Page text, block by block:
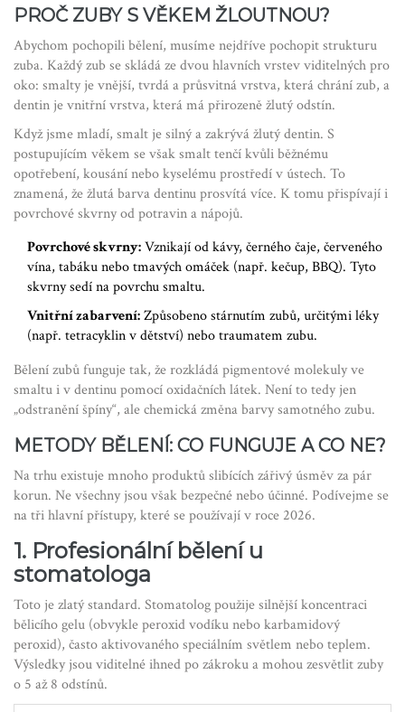
PROČ ZUBY S VĚKEM ŽLOUTNOU?
Abychom pochopili bělení, musíme nejdříve pochopit strukturu
zuba. Každý zub se skládá ze dvou hlavních vrstev viditelných pro
oko: smalty je vnější, tvrdá a průsvitná vrstva, která chrání zub, a
dentin je vnitřní vrstva, která má přirozeně žlutý odstín.
Když jsme mladí, smalt je silný a zakrývá žlutý dentin. S
postupujícím věkem se však smalt tenčí kvůli běžnému
opotřebení, kousání nebo kyselému prostředí v ústech. To
znamená, že žlutá barva dentinu prosvítá více. K tomu přispívají i
povrchové skvrny od potravin a nápojů.
Povrchové skvrny:Vznikají od kávy, černého čaje, červeného
vína, tabáku nebo tmavých omáček (např. kečup, BBQ). Tyto
skvrny sedí na povrchu smaltu.
Vnitřní zabarvení:Způsobeno stárnutím zubů, určitými léky
(např. tetracyklin v dětství) nebo traumatem zubu.
Bělení zubů funguje tak, že rozkládá pigmentové molekuly ve
smaltu i v dentinu pomocí oxidačních látek. Není to tedy jen
„odstranění špíny“, ale chemická změna barvy samotného zubu.
METODY BĚLENÍ: CO FUNGUJE A CO NE?
Na trhu existuje mnoho produktů slibících zářivý úsměv za pár
korun. Ne všechny jsou však bezpečné nebo účinné. Podívejme se
na tři hlavní přístupy, které se používají v roce 2026.
1. Profesionální bělení u
stomatologa
Toto je zlatý standard. Stomatolog použije silnější koncentraci
bělicího gelu (obvykle peroxid vodíku nebo karbamidový
peroxid), často aktivovaného speciálním světlem nebo teplem.
Výsledky jsou viditelné ihned po zákroku a mohou zesvětlit zuby
o 5 až 8 odstínů.